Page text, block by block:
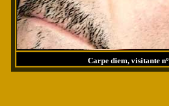
Carpe diem, visitante nº